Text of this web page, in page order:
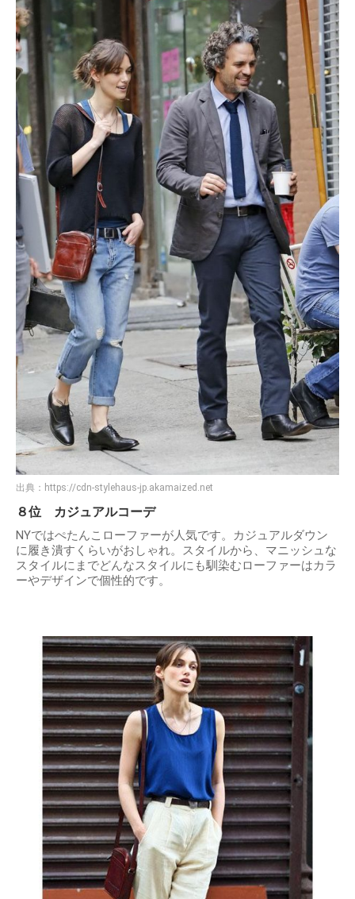
出典： https://cdn-stylehaus-jp.akamaized.net
８位 カジュアルコーデ
NYではぺたんこローファーが人気です。カジュアルダウン
に履き潰すくらいがおしゃれ。スタイルから、マニッシュな
スタイルにまでどんなスタイルにも馴染むローファーはカラ
ーやデザインで個性的です。